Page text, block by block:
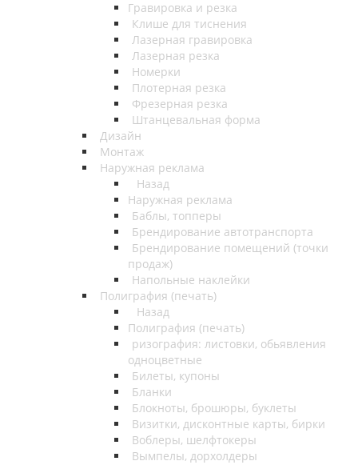
Гравировка и резка
Клише для тиснения
Лазерная гравировка
Лазерная резка
Номерки
Плотерная резка
Фрезерная резка
Штанцевальная форма
Дизайн
Монтаж
Наружная реклама
Назад
Наружная реклама
Баблы, топперы
Брендирование автотранспорта
Брендирование помещений (точки
продаж)
Напольные наклейки
Полиграфия (печать)
Назад
Полиграфия (печать)
ризография: листовки, обьявления
одноцветные
Билеты, купоны
Бланки
Блокноты, брошюры, буклеты
Визитки, дисконтные карты, бирки
Воблеры, шелфтокеры
Вымпелы, дорхолдеры